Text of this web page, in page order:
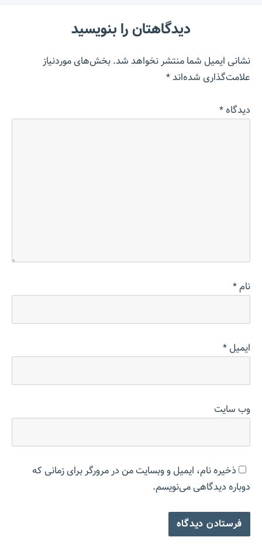
دیدگاهتان را بنویسید
نشانی ایمیل شما منتشر نخواهد شد.بخش‌های موردنیاز
علامت‌گذاری شده‌اند*
دیدگاه*
نام*
ایمیل*
وب‌ سایت
ذخیره نام، ایمیل و وبسایت من در مرورگر برای زمانی که
دوباره دیدگاهی می‌نویسم.